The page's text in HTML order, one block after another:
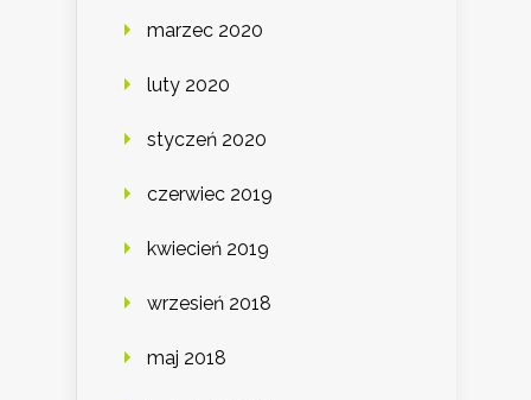
marzec 2020
luty 2020
styczeń 2020
czerwiec 2019
kwiecień 2019
wrzesień 2018
maj 2018